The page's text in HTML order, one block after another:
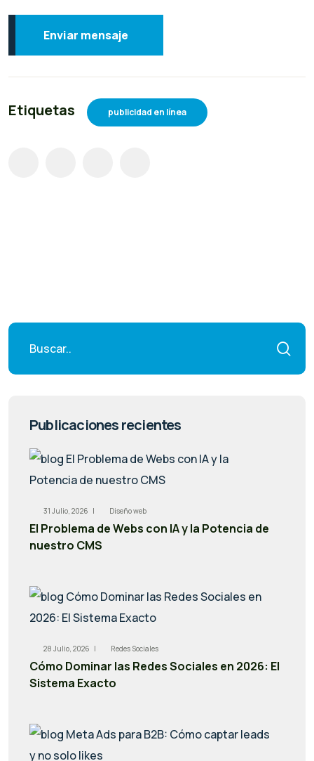
Enviar mensaje
Etiquetas publicidad en línea
Publicaciones recientes
31 Julio, 2026 | Diseño web
El Problema de Webs con IA y la Potencia de
nuestro CMS
28 Julio, 2026 | Redes Sociales
Cómo Dominar las Redes Sociales en 2026: El
Sistema Exacto